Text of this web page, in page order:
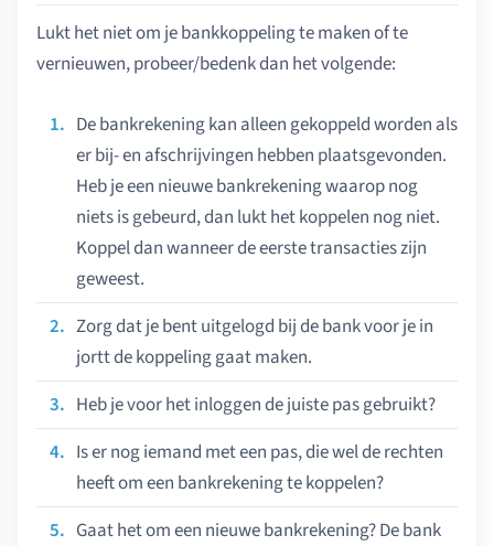
Lukt het niet om je bankkoppeling te maken of te
vernieuwen, probeer/bedenk dan het volgende:
De bankrekening kan alleen gekoppeld worden als
er bij- en afschrijvingen hebben plaatsgevonden.
Heb je een nieuwe bankrekening waarop nog
niets is gebeurd, dan lukt het koppelen nog niet.
Koppel dan wanneer de eerste transacties zijn
geweest.
Zorg dat je bent uitgelogd bij de bank voor je in
jortt de koppeling gaat maken.
Heb je voor het inloggen de juiste pas gebruikt?
Is er nog iemand met een pas, die wel de rechten
heeft om een bankrekening te koppelen?
Gaat het om een nieuwe bankrekening? De bank